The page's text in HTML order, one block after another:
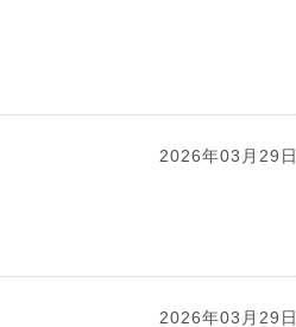
2026年03月29日
2026年03月29日